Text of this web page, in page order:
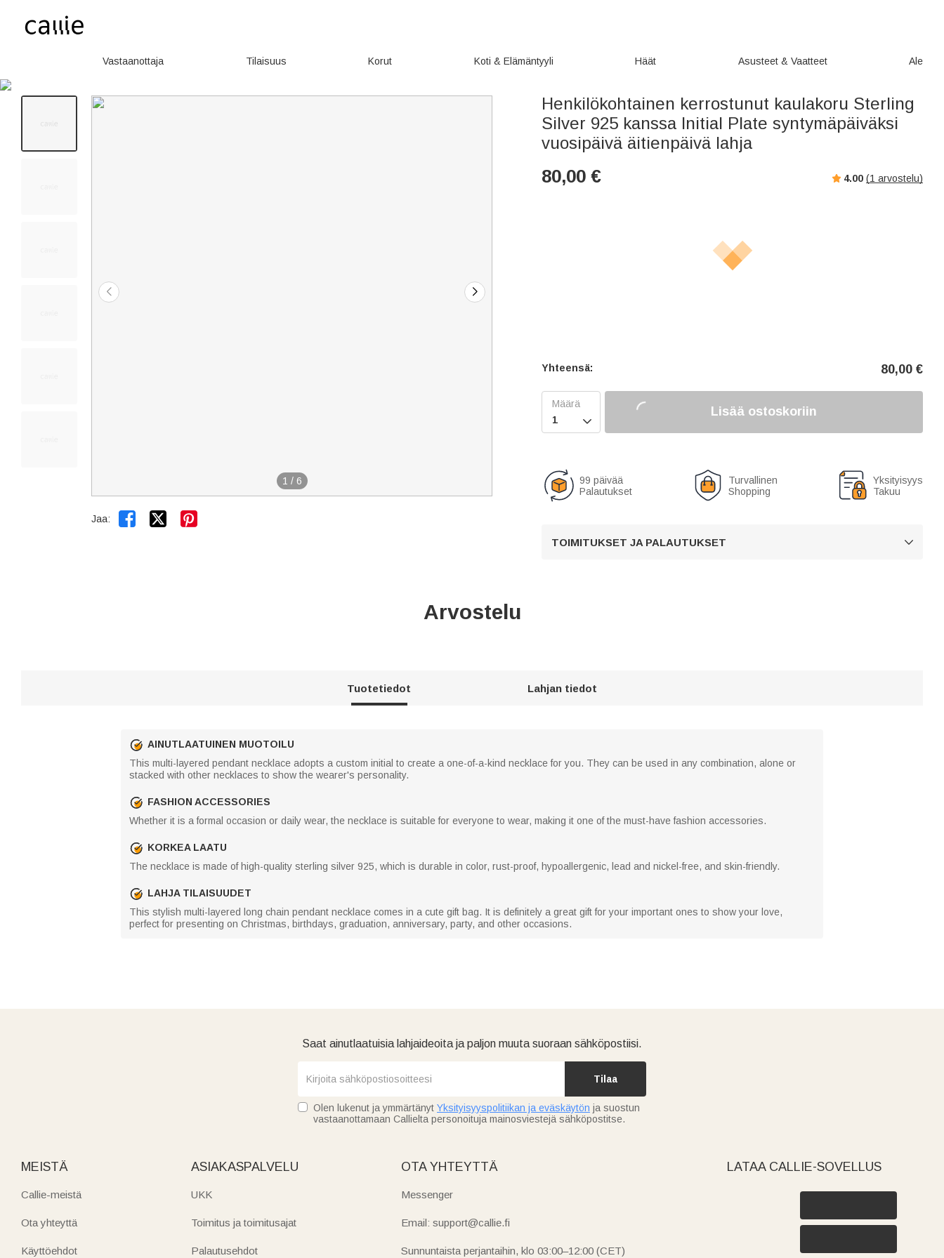
Vastaanottaja Tilaisuus Korut Koti & Elämäntyyli Häät Asusteet & Vaatteet Ale
1 / 6
Jaa:  
Henkilökohtainen kerrostunut kaulakoru Sterling
Silver 925 kanssa Initial Plate syntymäpäiväksi
vuosipäivä äitienpäivä lahja
80,00 € 4.00 (1 arvostelu)
Yhteensä: 80,00 €

Lisää ostoskoriin
99 päivää
Palautukset
Turvallinen
Shopping
Yksityisyys
Takuu
TOIMITUKSET JA PALAUTUKSET 
Arvostelu
Tuotetiedot Lahjan tiedot
AINUTLAATUINEN MUOTOILU
This multi-layered pendant necklace adopts a custom initial to create a one-of-a-kind necklace for you. They can be used in any combination, alone or
stacked with other necklaces to show the wearer's personality.
FASHION ACCESSORIES
Whether it is a formal occasion or daily wear, the necklace is suitable for everyone to wear, making it one of the must-have fashion accessories.
KORKEA LAATU
The necklace is made of high-quality sterling silver 925, which is durable in color, rust-proof, hypoallergenic, lead and nickel-free, and skin-friendly.
LAHJA TILAISUUDET
This stylish multi-layered long chain pendant necklace comes in a cute gift bag. It is definitely a great gift for your important ones to show your love,
perfect for presenting on Christmas, birthdays, graduation, anniversary, party, and other occasions.
Saat ainutlaatuisia lahjaideoita ja paljon muuta suoraan sähköpostiisi.
Tilaa
Olen lukenut ja ymmärtänyt Yksityisyyspolitiikan ja eväskäytön ja suostun
vastaanottamaan Callielta personoituja mainosviestejä sähköpostitse.
MEISTÄ
Callie-meistä
Ota yhteyttä
Käyttöehdot
ASIAKASPALVELU
UKK
Toimitus ja toimitusajat
Palautusehdot
OTA YHTEYTTÄ
Messenger
Email: support@callie.fi
Sunnuntaista perjantaihin, klo 03:00–12:00 (CET)
LATAA CALLIE-SOVELLUS